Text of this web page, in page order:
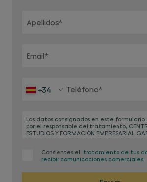
Apellidos*
Email*
+34 Teléfono*
Los datos consignados en este
por el responsable del tratamiento,
ESTUDIOS Y FORMACIÓN EMPRESARIAL
adelante, CEG), con la finalidad de
las cuales entregas tus datos, así como
publicidad y actividades de CEG que
electrónicos (correo electrónico, SMS,
Consientes el tratamiento de tus
recibir comunicaciones comerciales.